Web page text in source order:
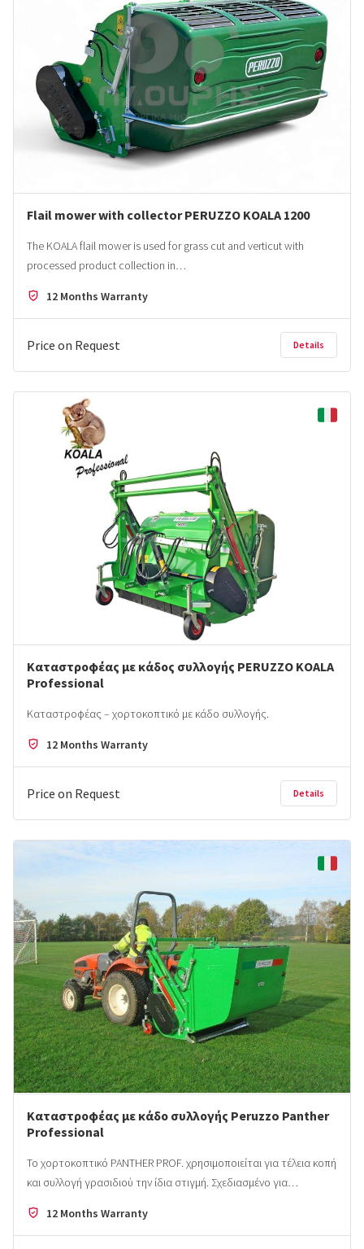
Flail mower with collector PERUZZO KOALA 1200
The KOALA flail mower is used for grass cut and verticut with
processed product collection in…
12 Months Warranty
Price on Request Details
Καταστροφέας με κάδος συλλογής PERUZZO KOALA
Professional
Καταστροφέας – χορτοκοπτικό με κάδο συλλoγής.
12 Months Warranty
Price on Request Details
Καταστροφέας με κάδο συλλογής Peruzzo Panther
Professional
Το χορτοκοπτικό PANTHER PROF. χρησιμοποιείται για τέλεια κοπή
και συλλογή γρασιδιού την ίδια στιγμή. Σχεδιασμένο για…
12 Months Warranty